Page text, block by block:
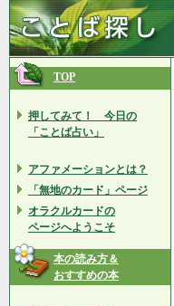
TOP
押してみて！ 今日の
「ことば占い」
アファメーションとは？
「無地のカード」ページ
オラクルカードの
ページへようこそ
本の読み方＆
おすすめの本